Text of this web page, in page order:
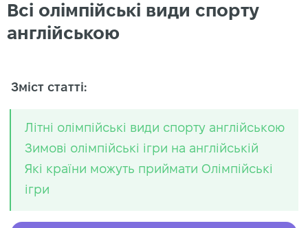
Всі олімпійські види спорту
англійською
Зміст статті:
Літні олімпійські види спорту англійською
Зимові олімпійські ігри на англійській
Які країни можуть приймати Олімпійські
ігри